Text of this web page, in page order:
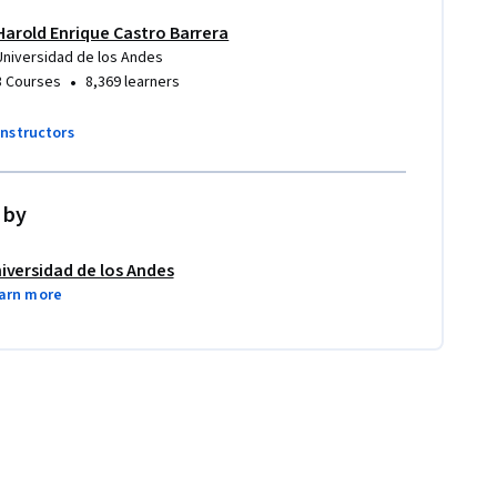
Enrique Castro Barrera
de los Andes
Courses • 8,369 learners
de los Andes
more